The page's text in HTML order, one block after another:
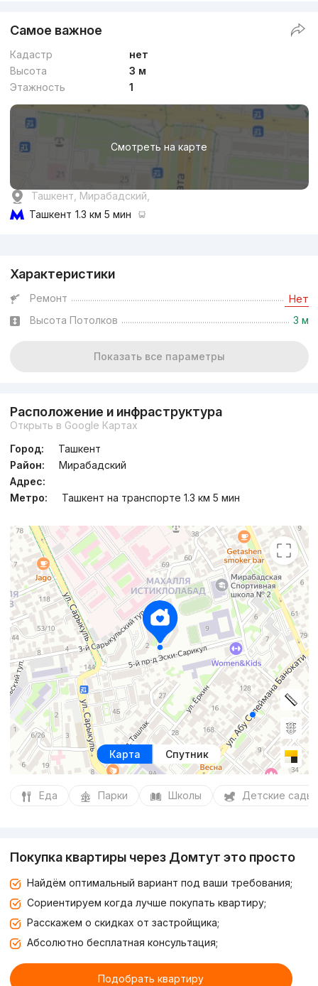
Самое важное
Кадастр
нет
Высота
3 м
Этажность
1
Смотреть на карте
Ташкент, Мирабадский,
Ташкент 1.3 км 5 мин
Характеристики
Ремонт Нет
Высота Потолков 3 м
Показать все параметры
Расположение и инфраструктура
Открыть в Google Картах
Город:
Ташкент
Район:
Мирабадский
Адрес:
Метро:
Ташкент на транспорте 1.3 км 5 мин
Карта Спутник
Еда Парки Школы Детские сады
Покупка квартиры через Домтут это просто
Найдём оптимальный вариант под ваши требования;
Сориентируем когда лучше покупать квартиру;
Расскажем о скидках от застройщика;
Абсолютно бесплатная консультация;
Подобрать квартиру